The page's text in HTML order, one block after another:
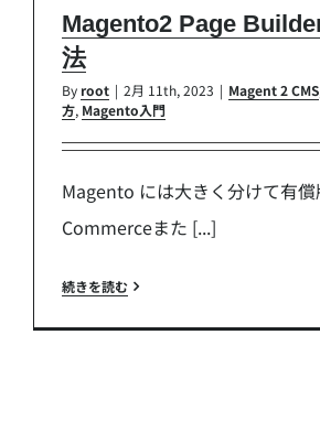
Magento2 Page
法
By root | 2月 11th, 2023 | Magent 2 CMS
方, Magento入門
Magento には大きく分けて有
Commerceまた [...]
続きを読む